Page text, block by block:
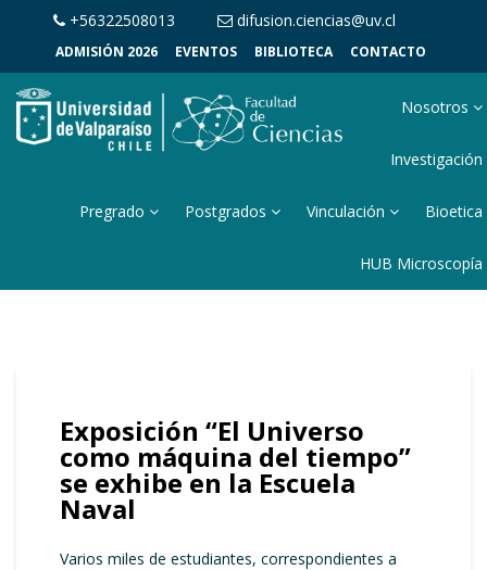
+56322508013 difusion.ciencias@uv.cl
ADMISIÓN 2026 EVENTOS BIBLIOTECA CONTACTO
Nosotros
Investigación
Pregrado Postgrados Vinculación Bioetica
HUB Microscopía
Exposición “El Universo
como máquina del tiempo”
se exhibe en la Escuela
Naval
Varios miles de estudiantes, correspondientes a